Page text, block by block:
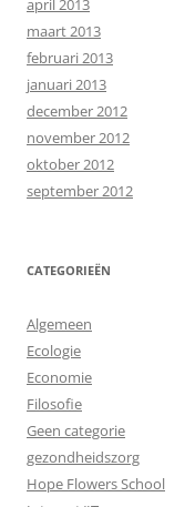
april 2013
maart 2013
februari 2013
januari 2013
december 2012
november 2012
oktober 2012
september 2012
CATEGORIEËN
Algemeen
Ecologie
Economie
Filosofie
Geen categorie
gezondheidszorg
Hope Flowers School